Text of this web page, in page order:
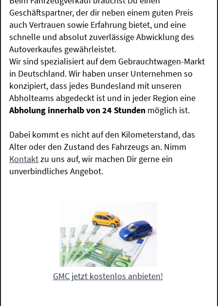
Geschäftspartner, der dir neben einem guten Preis
auch Vertrauen sowie Erfahrung bietet, und eine
schnelle und absolut zuverlässige Abwicklung des
Autoverkaufes gewährleistet.
Wir sind spezialisiert auf dem Gebrauchtwagen-Markt
in Deutschland. Wir haben unser Unternehmen so
konzipiert, dass jedes Bundesland mit unseren
Abholteams abgedeckt ist und in jeder Region eine
Abholung innerhalb von 24 Stunden möglich ist.
Dabei kommt es nicht auf den Kilometerstand, das
Alter oder den Zustand des Fahrzeugs an. Nimm
Kontaktzu uns auf, wir machen Dir gerne ein
unverbindliches Angebot.
GMC jetzt kostenlos anbieten!